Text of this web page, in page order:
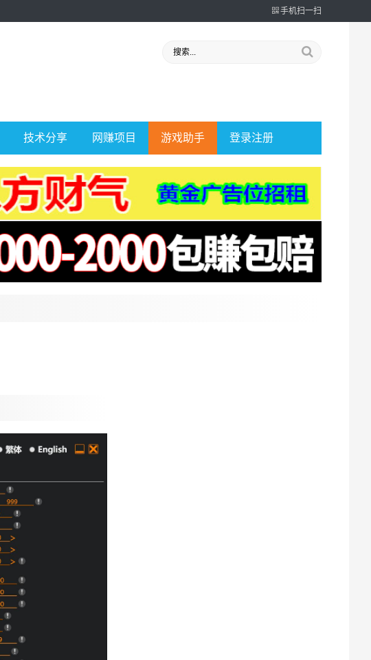
手机扫一扫
技术分享 网赚项目 游戏助手 登录注册